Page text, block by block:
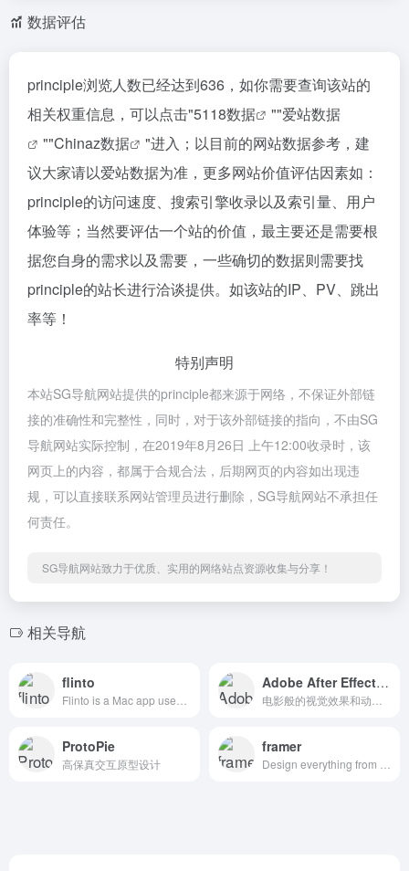
数据评估
principle浏览人数已经达到636，如你需要查询该站的
相关权重信息，可以点击"5118数据 ""爱站数据
""Chinaz数据
"进入；以目前的网站数据参考，建
议大家请以爱站数据为准，更多网站价值评估因素如：
principle的访问速度、搜索引擎收录以及索引量、用户
体验等；当然要评估一个站的价值，最主要还是需要根
据您自身的需求以及需要，一些确切的数据则需要找
principle的站长进行洽谈提供。如该站的IP、PV、跳出
率等！
特别声明
本站SG导航网站提供的principle都来源于网络，不保证外部链
接的准确性和完整性，同时，对于该外部链接的指向，不由SG
导航网站实际控制，在2019年8月26日 上午12:00收录时，该
网页上的内容，都属于合规合法，后期网页的内容如出现违
规，可以直接联系网站管理员进行删除，SG导航网站不承担任
何责任。
SG导航网站致力于优质、实用的网络站点资源收集与分享！
相关导航
flinto Adobe After Effects CC
ProtoPie
高保真交互原型设计
framer